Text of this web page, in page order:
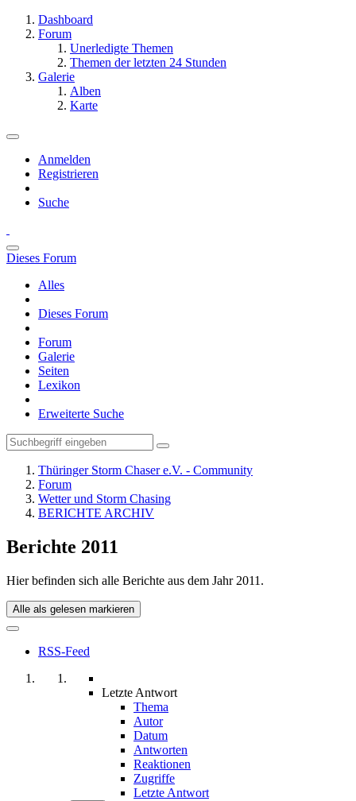
Dashboard
Forum
Unerledigte Themen
Themen der letzten 24 Stunden
Galerie
Alben
Karte
Anmelden
Registrieren
Suche
Dieses Forum
Alles
Dieses Forum
Forum
Galerie
Seiten
Lexikon
Erweiterte Suche
Thüringer Storm Chaser e.V. - Community
Forum
Wetter und Storm Chasing
BERICHTE ARCHIV
Berichte 2011
Hier befinden sich alle Berichte aus dem Jahr 2011.
Alle als gelesen markieren
RSS-Feed
Letzte Antwort
Thema
Autor
Datum
Antworten
Reaktionen
Zugriffe
Letzte Antwort